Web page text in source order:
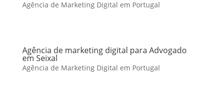
Agência de Marketing Digital em Portugal
Agência de marketing digital para Advogado
em Seixal
Agência de Marketing Digital em Portugal